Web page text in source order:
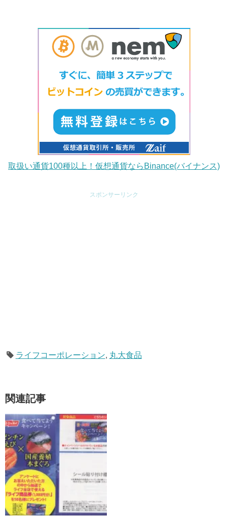
取扱い通貨100種以上！仮想通貨ならBinance(バイナンス)
スポンサーリンク
ライフコーポレーション, 丸大食品
関連記事